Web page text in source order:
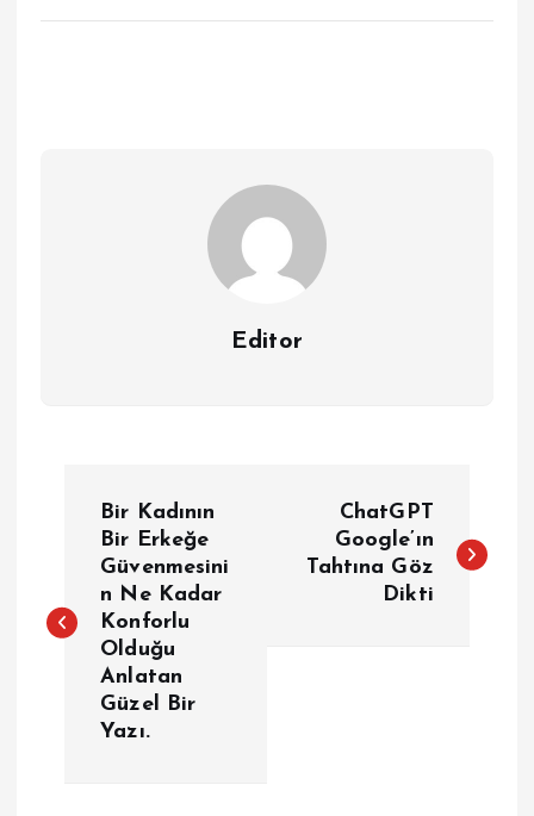
Editor
z
Bir Kadının
Bir Erkeğe
Güvenmesini
n Ne Kadar
Konforlu
Olduğu
Anlatan
Güzel Bir
Yazı.
ChatGPT
Google’ın
Tahtına Göz
Dikti